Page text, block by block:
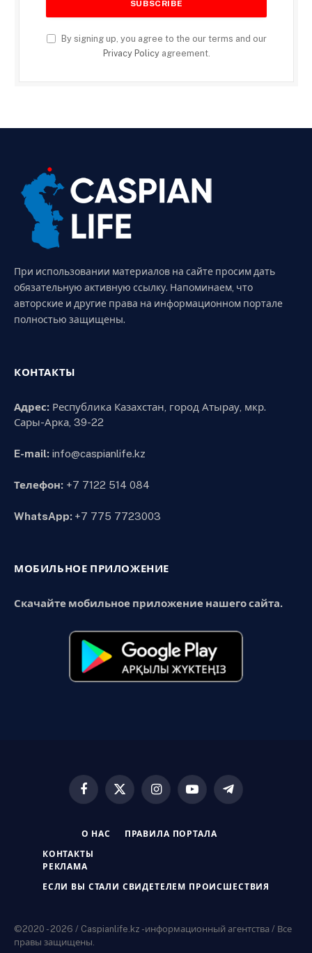
By signing up, you agree to the our terms and our
Privacy Policyagreement.
При использовании материалов на сайте просим дать
обязательную активную ссылку. Напоминаем, что
авторские и другие права на информационном портале
полностью защищены.
КОНТАКТЫ
Адрес: Республика Казахстан, город Атырау, мкр.
Сары-Арка, 39-22
E-mail: info@caspianlife.kz
Телефон: +7 7122 514 084
WhatsApp: +7 775 7723003
МОБИЛЬНОЕ ПРИЛОЖЕНИЕ
Скачайте мобильное приложение нашего сайта.
Facebook
X
InstagramYouTubeTelegram
О НАС ПРАВИЛА ПОРТАЛА
КОНТАКТЫ
РЕКЛАМА
ЕСЛИ ВЫ СТАЛИ СВИДЕТЕЛЕМ ПРОИСШЕСТВИЯ
©2020 - 2026 / Caspianlife.kz -информационный агентства / Все
правы защищены.